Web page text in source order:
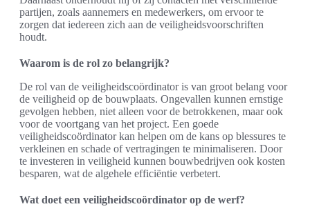
partijen, zoals aannemers en medewerkers, om ervoor te
zorgen dat iedereen zich aan de veiligheidsvoorschriften
houdt.
Waarom is de rol zo belangrijk?
De rol van de veiligheidscoördinator is van groot belang voor
de veiligheid op de bouwplaats. Ongevallen kunnen ernstige
gevolgen hebben, niet alleen voor de betrokkenen, maar ook
voor de voortgang van het project. Een goede
veiligheidscoördinator kan helpen om de kans op blessures te
verkleinen en schade of vertragingen te minimaliseren. Door
te investeren in veiligheid kunnen bouwbedrijven ook kosten
besparen, wat de algehele efficiëntie verbetert.
Wat doet een veiligheidscoördinator op de werf?